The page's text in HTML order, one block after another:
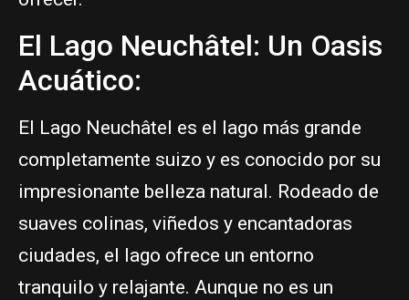
El Lago Neuchâtel: Un Oasis
Acuático:
El Lago Neuchâtel es el lago más grande
completamente suizo y es conocido por su
impresionante belleza natural. Rodeado de
suaves colinas, viñedos y encantadoras
ciudades, el lago ofrece un entorno
tranquilo y relajante. Aunque no es un